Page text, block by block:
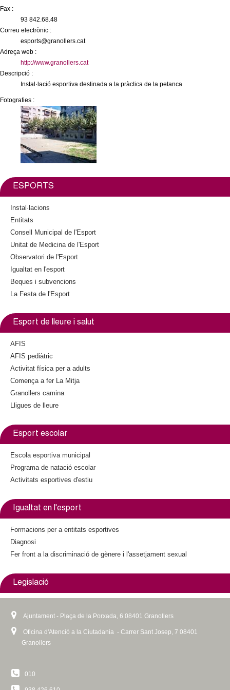
n
t
d
G
o
c
r
c
Fax :
93 842.68.48
Correu electrònic :
esports@granollers.cat
Adreça web :
http://www.granollers.cat
Descripció :
Instal·lació esportiva destinada a la pràctica de la petanca
Fotografies :
ESPORTS
Instal·lacions
Entitats
Consell Municipal de l'Esport
Unitat de Medicina de l'Esport
Observatori de l'Esport
Igualtat en l'esport
Beques i subvencions
La Festa de l'Esport
Esport de lleure i salut
AFIS
AFIS pediàtric
Activitat física per a adults
Comença a fer La Mitja
Granollers camina
Lligues de lleure
Esport escolar
Escola esportiva municipal
Programa de natació escolar
Activitats esportives d'estiu
Igualtat en l'esport
Formacions per a entitats esportives
Diagnosi
Fer front a la discriminació de gènere i l'assetjament sexual
Legislació
Ajuntament - Plaça de la Porxada, 6 08401 Granollers
Oficina d'Atenció a la Ciutadania - Carrer Sant Josep, 7 08401
Granollers
010